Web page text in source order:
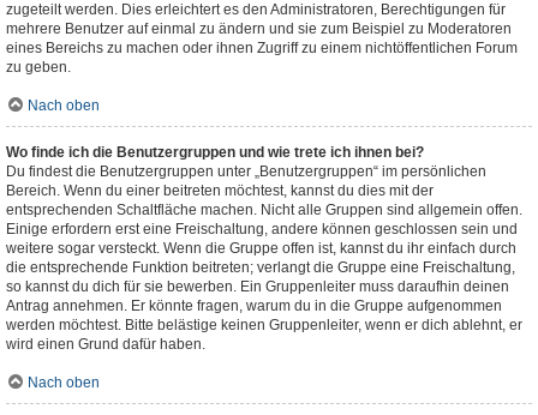
zugeteilt werden. Dies erleichtert es den Administratoren, Berechtigungen für
mehrere Benutzer auf einmal zu ändern und sie zum Beispiel zu Moderatoren
eines Bereichs zu machen oder ihnen Zugriff zu einem nichtöffentlichen Forum
zu geben.
Nach oben
Wo finde ich die Benutzergruppen und wie trete ich ihnen bei?
Du findest die Benutzergruppen unter „Benutzergruppen“ im persönlichen
Bereich. Wenn du einer beitreten möchtest, kannst du dies mit der
entsprechenden Schaltfläche machen. Nicht alle Gruppen sind allgemein offen.
Einige erfordern erst eine Freischaltung, andere können geschlossen sein und
weitere sogar versteckt. Wenn die Gruppe offen ist, kannst du ihr einfach durch
die entsprechende Funktion beitreten; verlangt die Gruppe eine Freischaltung,
so kannst du dich für sie bewerben. Ein Gruppenleiter muss daraufhin deinen
Antrag annehmen. Er könnte fragen, warum du in die Gruppe aufgenommen
werden möchtest. Bitte belästige keinen Gruppenleiter, wenn er dich ablehnt, er
wird einen Grund dafür haben.
Nach oben